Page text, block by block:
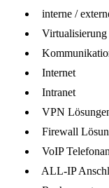
interne /
Virtualisierung
Internet
Intranet
VPN
Firewall
VoIP
ALL-IP